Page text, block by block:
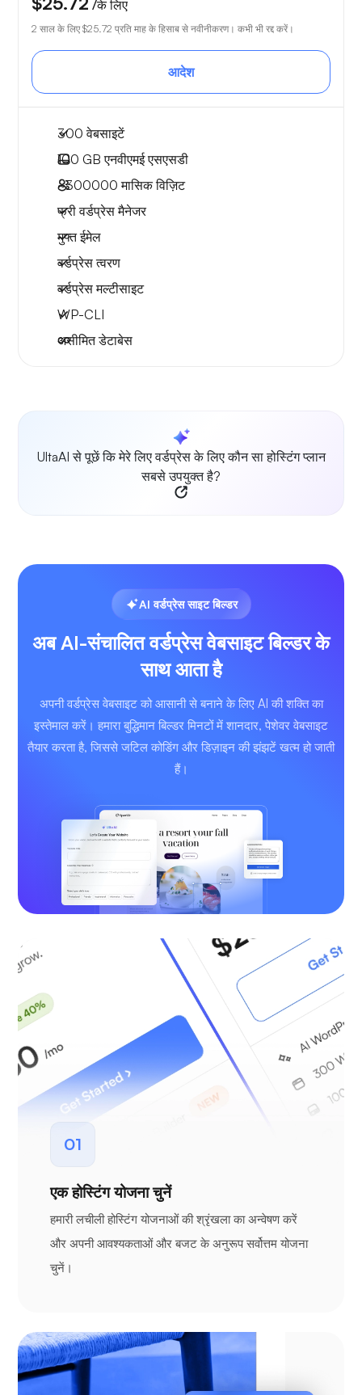
/के लिए
2 साल के लिए $25.72 प्रति माह के हिसाब से नवीनीकरण। कभी भी रद्द करें।
आदेश
300 वेबसाइटें
100 GB एनवीएमई एसएसडी
~300000 मासिक विज़िट
फ्री वर्डप्रेस मैनेजर
मुफ्त ईमेल
वर्डप्रेस त्वरण
वर्डप्रेस मल्टीसाइट
WP-CLI
असीमित डेटाबेस
UltaAI से पूछें कि मेरे लिए वर्डप्रेस के लिए कौन सा होस्टिंग प्लान
सबसे उपयुक्त है?
AI वर्डप्रेस साइट बिल्डर
अब AI-संचालित वर्डप्रेस वेबसाइट बिल्डर के
साथ आता है
अपनी वर्डप्रेस वेबसाइट को आसानी से बनाने के लिए AI की शक्ति का
इस्तेमाल करें। हमारा बुद्धिमान बिल्डर मिनटों में शानदार, पेशेवर वेबसाइट
तैयार करता है, जिससे जटिल कोडिंग और डिज़ाइन की झंझटें खत्म हो जाती
हैं।
01
एक होस्टिंग योजना चुनें
हमारी लचीली होस्टिंग योजनाओं की श्रृंखला का अन्वेषण करें
और अपनी आवश्यकताओं और बजट के अनुरूप सर्वोत्तम योजना
चुनें।